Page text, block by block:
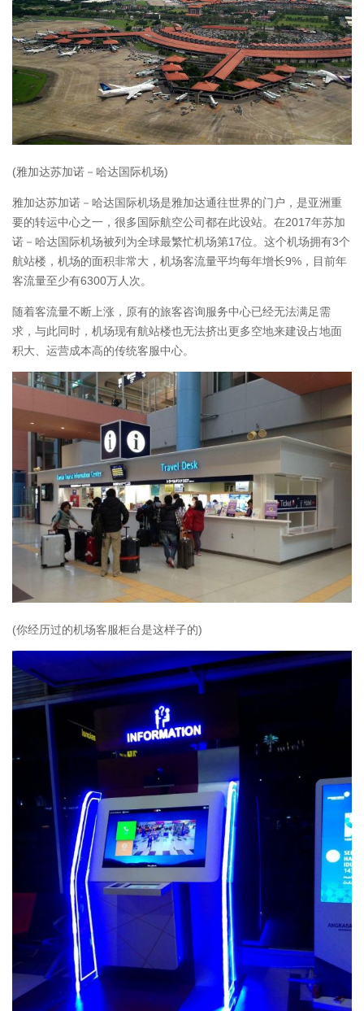
(雅加达苏加诺－哈达国际机场)
雅加达苏加诺－哈达国际机场是雅加达通往世界的门户，是亚洲重
要的转运中心之一，很多国际航空公司都在此设站。在2017年苏加
诺－哈达国际机场被列为全球最繁忙机场第17位。这个机场拥有3个
航站楼，机场的面积非常大，机场客流量平均每年增长9%，目前年
客流量至少有6300万人次。
随着客流量不断上涨，原有的旅客咨询服务中心已经无法满足需
求，与此同时，机场现有航站楼也无法挤出更多空地来建设占地面
积大、运营成本高的传统客服中心。
(你经历过的机场客服柜台是这样子的)